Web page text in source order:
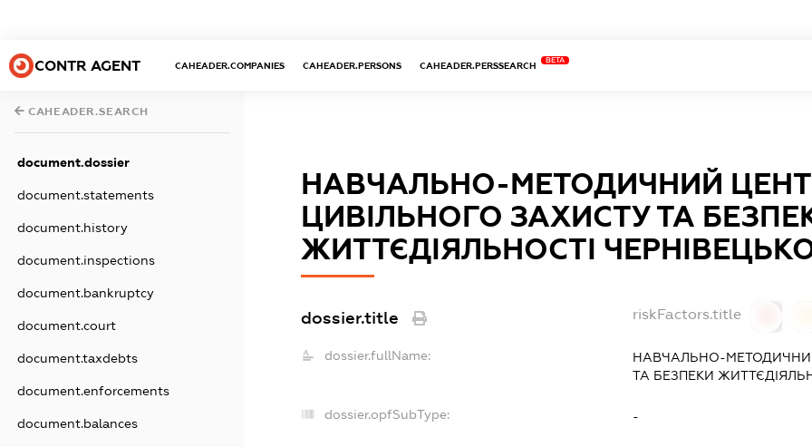
CONTR AGENT CAHEADER.COMPANIES CAHEADER.PERSONS CAHEADER.PERSSEARCH
BETA
CAHEADER.SEARCH
document.dossier
document.statements
document.history
document.inspections
document.bankruptcy
document.court
document.taxdebts
document.enforcements
document.balances
НАВЧАЛЬНО-МЕТОДИЧНИЙ
ЦИВІЛЬНОГО ЗАХИСТУ ТА
ЖИТТЄДІЯЛЬНОСТІ
dossier.title riskFactors.title
dossier.fullName:
НАВЧАЛЬНО-
ТА БЕЗПЕКИ
dossier.opfSubType: -